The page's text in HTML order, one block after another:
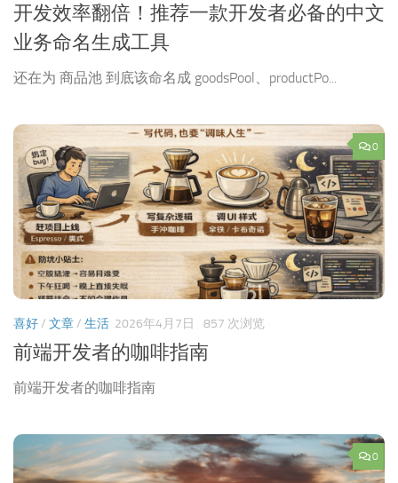
开发效率翻倍！推荐一款开发者必备的中文
业务命名生成工具
还在为 商品池 到底该命名成 goodsPool、productPo...
0
喜好/ 文章/ 生活 2026年4月7日 857 次浏览
前端开发者的咖啡指南
前端开发者的咖啡指南
0